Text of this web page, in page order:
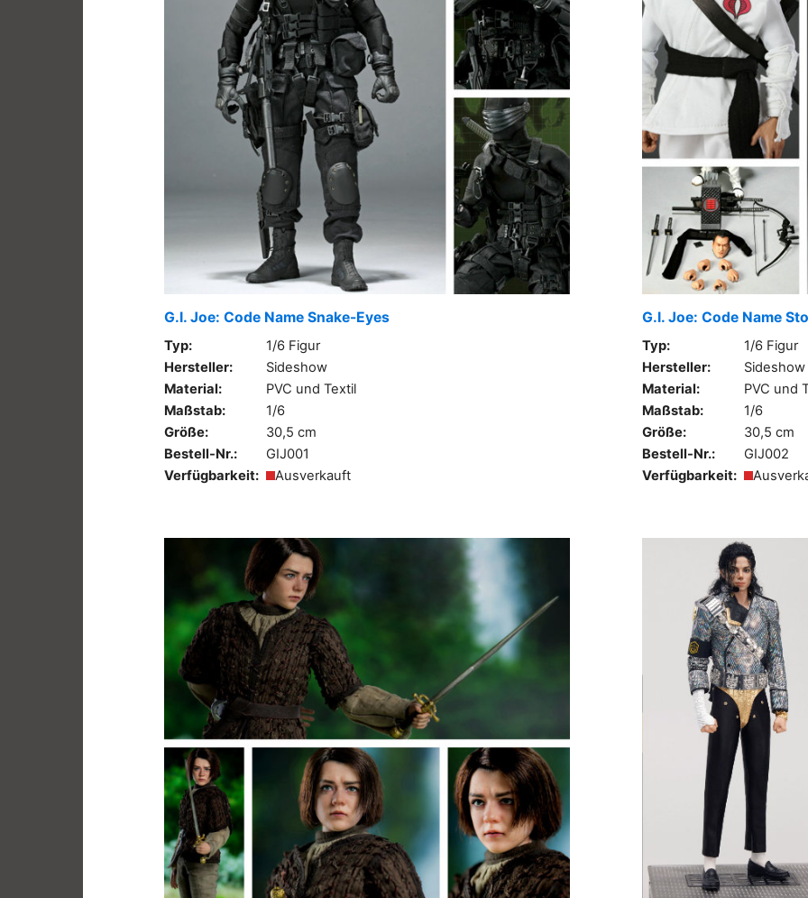
G.I. Joe: Code Name Snake-Eyes
Typ:
1/6 Figur
Hersteller:
Sideshow
Material:
PVC und Textil
Maßstab:
1/6
Größe:
30,5 cm
Bestell-Nr.:
GIJ001
Verfügbarkeit:
Ausverkauft
G.I. Joe: Code Name
Typ:
1/6 Figur
Hersteller:
Sideshow
Material:
PVC und
Maßstab:
1/6
Größe:
30,5 cm
Bestell-Nr.:
GIJ002
Verfügbarkeit: